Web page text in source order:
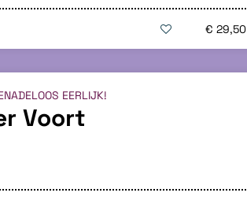
€ 29,50
Voort
EERLIJK!